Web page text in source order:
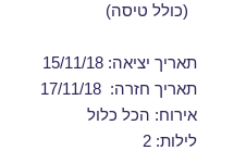
(כולל טיסה)
תאריך יציאה: 15/11/18
תאריך חזרה: 17/11/18
אירוח: הכל כלול
לילות: 2